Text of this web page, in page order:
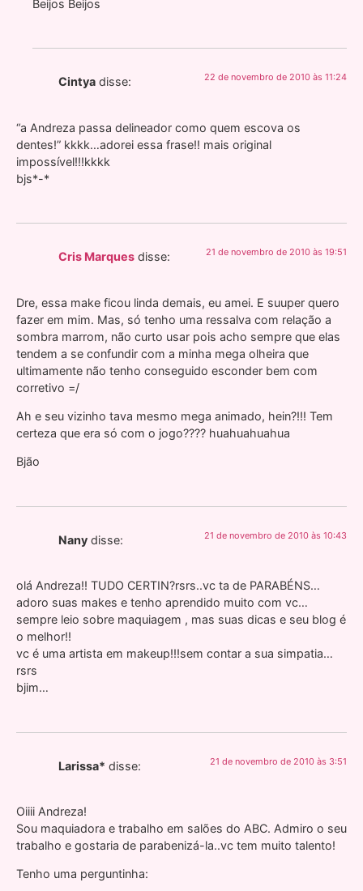
Beijos Beijos
Cintya disse: 22 de novembro de 2010 às 11:24
“a Andreza passa delineador como quem escova os
dentes!” kkkk…adorei essa frase!! mais original
impossível!!!kkkk
bjs*-*
Cris Marques disse: 21 de novembro de 2010 às 19:51
Dre, essa make ficou linda demais, eu amei. E suuper quero
fazer em mim. Mas, só tenho uma ressalva com relação a
sombra marrom, não curto usar pois acho sempre que elas
tendem a se confundir com a minha mega olheira que
ultimamente não tenho conseguido esconder bem com
corretivo =/
Ah e seu vizinho tava mesmo mega animado, hein?!!! Tem
certeza que era só com o jogo???? huahuahuahua
Bjão
Nany disse: 21 de novembro de 2010 às 10:43
olá Andreza!! TUDO CERTIN?rsrs..vc ta de PARABÉNS…
adoro suas makes e tenho aprendido muito com vc…
sempre leio sobre maquiagem , mas suas dicas e seu blog é
o melhor!!
vc é uma artista em makeup!!!sem contar a sua simpatia…
rsrs
bjim…
Larissa* disse: 21 de novembro de 2010 às 3:51
Oiiii Andreza!
Sou maquiadora e trabalho em salões do ABC. Admiro o seu
trabalho e gostaria de parabenizá-la..vc tem muito talento!
Tenho uma perguntinha: